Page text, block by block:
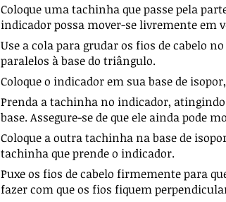
Coloque uma tachinha que passe pela
indicador possa mover-se livremente em
Use a cola para grudar os fios de cabelo
paralelos à base do triângulo.
Coloque o indicador em sua base de
Prenda a tachinha no indicador,
base. Assegure-se de que ele ainda pode
Coloque a outra tachinha na base de
tachinha que prende o indicador.
Puxe os fios de cabelo firmemente para
fazer com que os fios fiquem